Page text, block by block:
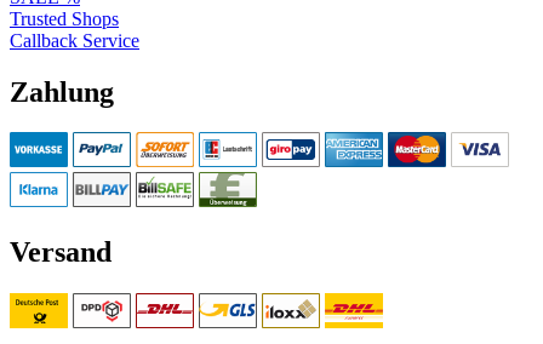
Trusted Shops
Callback Service
Zahlung
Versand